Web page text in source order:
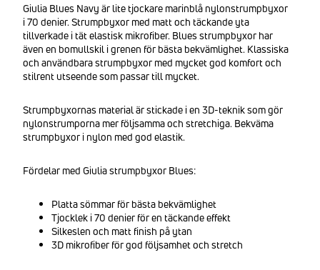
Giulia Blues Navy är lite tjockare marinblå nylonstrumpbyxor
i 70 denier. Strumpbyxor med matt och täckande yta
tillverkade i tät elastisk mikrofiber. Blues strumpbyxor har
även en bomullskil i grenen för bästa bekvämlighet. Klassiska
och användbara strumpbyxor med mycket god komfort och
stilrent utseende som passar till mycket.
Strumpbyxornas material är stickade i en 3D-teknik som gör
nylonstrumporna mer följsamma och stretchiga. Bekväma
strumpbyxor i nylon med god elastik.
Fördelar med Giulia strumpbyxor Blues:
Platta sömmar för bästa bekvämlighet
Tjocklek i 70 denier för en täckande effekt
Silkeslen och matt finish på ytan
3D mikrofiber för god följsamhet och stretch